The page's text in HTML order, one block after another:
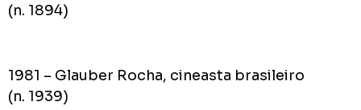
(n. 1894)
1981 – Glauber Rocha, cineasta brasileiro
(n. 1939)